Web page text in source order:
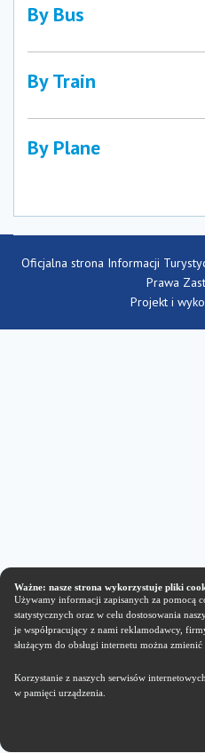
By Bus
By Train
By Plane
Oficjalna strona Informacji
Prawa
Projekt i
Ważne: nasze strona wykorzystuje pliki
Używamy informacji zapisanych za pomocą
statystycznych oraz w celu dostosowania
je współpracujący z nami reklamodawcy,
służącym do obsługi internetu można
Korzystanie z naszych serwisów
w pamięci urządzenia.